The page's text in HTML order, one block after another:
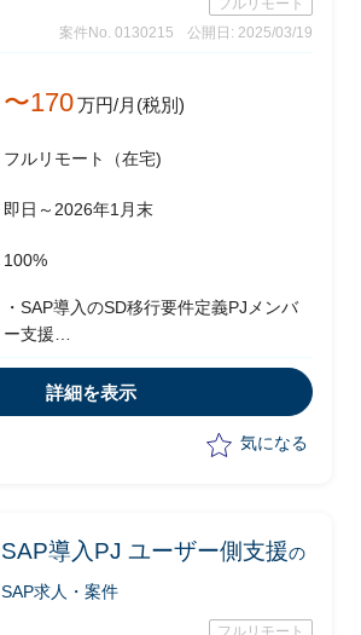
フルリモート
案件No. 0130215
公開日: 2025/03/19
〜170万円/月(税別)
フルリモート（在宅)
即日～2026年1月末
100%
・SAP導入のSD移行要件定義PJメンバ
ー支援
・SDのプロセスチーム(アプリチーム)へ
の確認をしながら課題対応
・プロセスチームとのコミュニケーショ
詳細を表示
気になる
SAP導入PJ ユーザー側支援の
SAP求人・案件